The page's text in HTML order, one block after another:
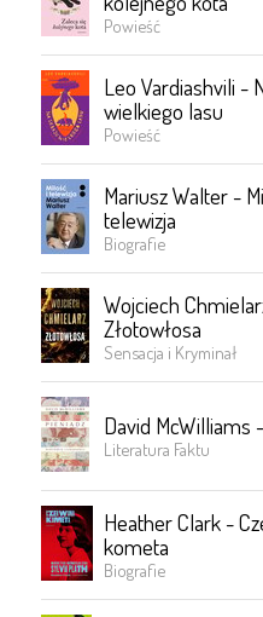
Powieść
Leo Vardiashvili -
wielkiego lasu
Powieść
Mariusz Walter -
telewizja
Biografie
Wojciech
Złotowłosa
Sensacja i Kryminał
David McWilliams
Literatura Faktu
Heather Clark -
kometa
Biografie